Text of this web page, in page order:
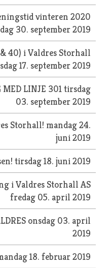
vinteren 2020
30. september 2019
40) i Valdres Storhall
17. september 2019
LINJE 301tirsdag
03. september 2019
Storhall! mandag 24.
juni 2019
tirsdag 18. juni 2019
i Valdres Storhall AS
fredag 05. april 2019
onsdag 03. april
2019
18. februar 2019